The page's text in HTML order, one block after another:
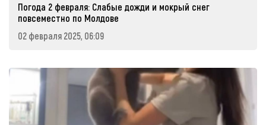
Погода 2 февраля: Слабые дожди и мокрый снег
повсеместно по Молдове
02 февраля 2025, 06:09